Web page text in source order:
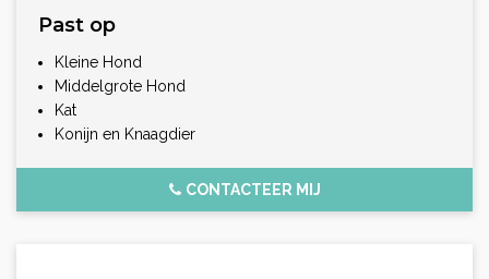
Past op
Kleine Hond
Middelgrote Hond
Kat
Konijn en Knaagdier
CONTACTEER MIJ